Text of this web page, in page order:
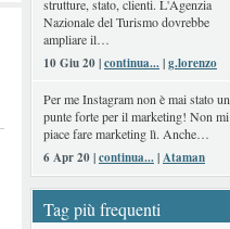
strutture, stato, clienti. L'Agenzia
Nazionale del Turismo dovrebbe
ampliare il…
10 Giu 20 |continua...|g.lorenzo
Per me Instagram non è mai stato un
punte forte per il marketing! Non mi
piace fare marketing lì. Anche…
6 Apr 20 |continua...|Ataman
Tag più frequenti